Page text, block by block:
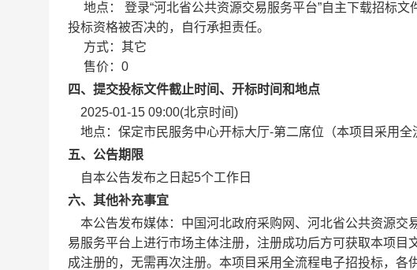
地点： 登录“河北省公共资源交易服务平台”自主下载招标
投标资格被否决的，自行承担责任。
方式：其它
售价：0
四、提交投标文件截止时间、开标时间和地点
2025-01-15 09:00(北京时间)
地点：保定市民服务中心开标大厅-第二席位（本项目采用全
五、公告期限
自本公告发布之日起5个工作日
六、其他补充事宜
本公告发布媒体：中国河北政府采购网、河北省公共资源交
易服务平台上进行市场主体注册，注册成功后方可获取本项
成注册的，无需再次注册。本项目采用全流程电子招投标，各